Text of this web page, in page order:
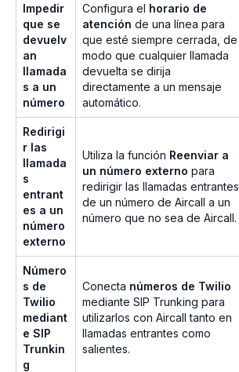
Impedir
que se
devuelv
an
llamada
s a un
número
Configura el horario de
atención de una línea para
que esté siempre cerrada, de
modo que cualquier llamada
devuelta se dirija
directamente a un mensaje
automático.
Redirigi
r las
llamada
s
entrant
es a un
número
externo
Utiliza la función Reenviar a
un número externo para
redirigir las llamadas entrantes
de un número de Aircall a un
número que no sea de Aircall.
Número
s de
Twilio
mediant
e SIP
Trunkin
g
Conecta números de Twilio
mediante SIP Trunking para
utilizarlos con Aircall tanto en
llamadas entrantes como
salientes.